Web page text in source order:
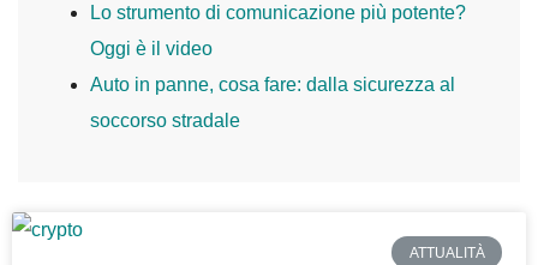
Lo strumento di comunicazione più potente?
Oggi è il video
Auto in panne, cosa fare: dalla sicurezza al
soccorso stradale
ATTUALITÀ